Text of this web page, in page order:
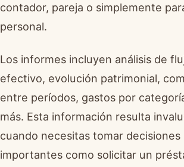
contador, pareja o simplemente
personal.
Los informes incluyen análisis de
efectivo, evolución patrimonial,
entre períodos, gastos por
más. Esta información resulta
cuando necesitas tomar decisiones
importantes como solicitar un